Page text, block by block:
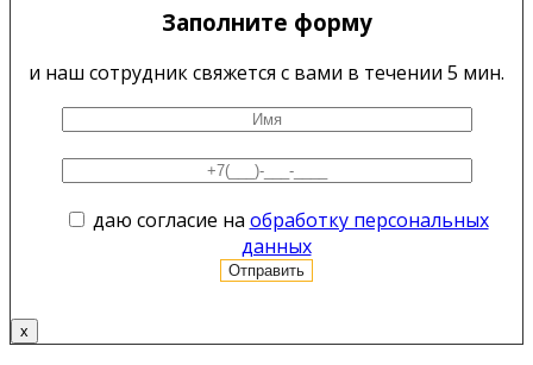
Заполните форму
и наш сотрудник свяжется с вами в течении 5 мин.
даю согласие на обработку персональных
данных
x